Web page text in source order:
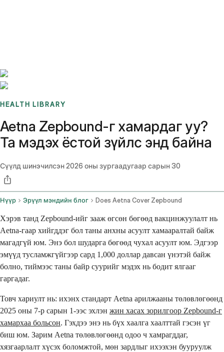
HEALTH LIBRARY
Aetna Zepbound-г хамардаг уу?
Та мэдэх ёстой зүйлс энд байна
Сүүлд шинэчилсэн2026 оны зургаадугаар сарын 30
Нүүр Эрүүл мэндийн блог Does Aetna Cover Zepbound
Хэрэв танд Zepbound-ийг зааж өгсөн бөгөөд вакцинжуулалт нь
Aetna-гаар хийгддэг бол таны анхны асуулт хамааралтай байж
магадгүй юм. Энэ бол шударга бөгөөд чухал асуулт юм. Эдгээр
эмүүд тусламжгүйгээр сард 1,000 доллар давсан үнэтэй байж
болно, тиймээс таны байр суурийг мэдэх нь бодит ялгааг
гаргадаг.
Товч хариулт нь: ихэнх стандарт Aetna арилжааны төлөвлөгөөнд
2025 оны 7-р сарын 1-ээс эхлэн жин хасах зорилгоор Zepbound-г
хамархаа больсон. Гэхдээ энэ нь бүх хаалга хаалттай гэсэн үг
биш юм. Зарим Aetna төлөвлөгөөнд одоо ч хамрагддаг,
хязгаарлалт хүсэх боломжтой, мөн зардлыг ихээхэн бууруулж